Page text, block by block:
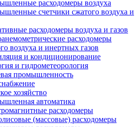
расходомеры воздуха
счетчики сжатого воздуха и
расходомеры воздуха и газов
расходомеры
воздуха и инертных газов
и кондиционирование
и гидрометеорология
промышленность
хозяйство
автоматика
расходомеры
(массовые) расходомеры